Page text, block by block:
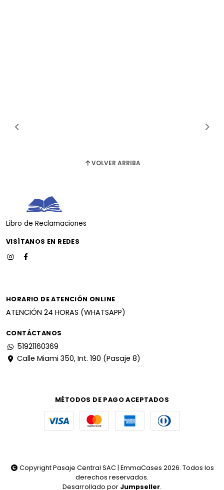
VOLVER ARRIBA
Libro de Reclamaciones
VISÍTANOS EN REDES
HORARIO DE ATENCIÓN ONLINE
ATENCIÓN 24 HORAS (WHATSAPP)
CONTÁCTANOS
51921160369
Calle Miami 350, Int. 190 (Pasaje 8)
MÉTODOS DE PAGO ACEPTADOS
Copyright Pasaje Central SAC | EmmaCases 2026. Todos los
derechos reservados.
Desarrollado por Jumpseller.